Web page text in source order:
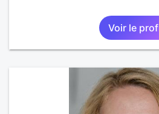
Voir le